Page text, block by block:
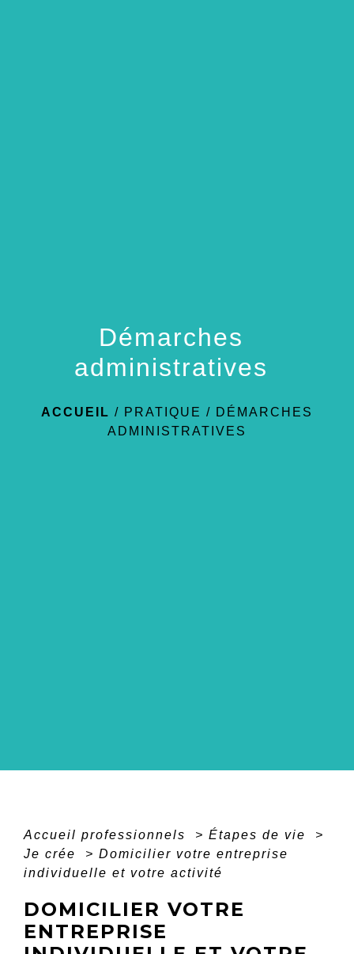
Démarches
administratives
ACCUEIL / PRATIQUE / DÉMARCHES
ADMINISTRATIVES
Accueil professionnels > Étapes de vie
>
Je crée
> Domicilier votre entreprise
individuelle et votre activité
DOMICILIER VOTRE
ENTREPRISE